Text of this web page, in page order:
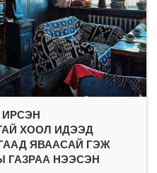
ИРСЭН
ХООЛ ИДЭЭД
ЯВААСАЙ ГЭЖ
ГАЗРАА НЭЭСЭН